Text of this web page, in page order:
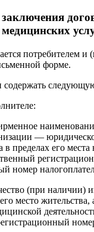
медицинских
потребителем и
форме.
содержать
—
пределах его места
номер
(при наличии)
место жительства,